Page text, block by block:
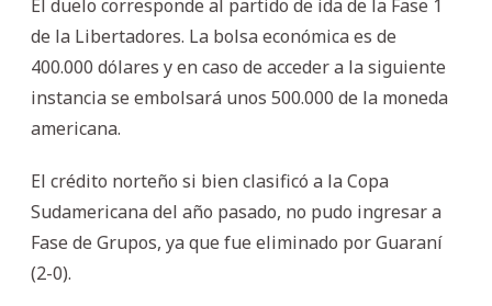
El duelo corresponde al partido de ida de la Fase 1
de la Libertadores. La bolsa económica es de
400.000 dólares y en caso de acceder a la siguiente
instancia se embolsará unos 500.000 de la moneda
americana.
El crédito norteño si bien clasificó a la Copa
Sudamericana del año pasado, no pudo ingresar a
Fase de Grupos, ya que fue eliminado por Guaraní
(2-0).